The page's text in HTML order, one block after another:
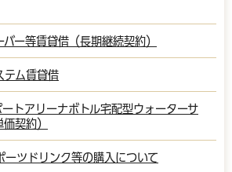
ー等賃貸借（長期継続契約）
テム賃貸借
トアリーナボトル宅配型ウォーターサ
契約）
ーツドリンク等の購入について